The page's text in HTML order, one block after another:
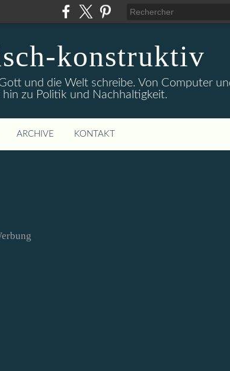
konstruktiv
und die Welt schreibe. Von Computer
zu Politik und Nachhaltigkeit.
ARCHIVE KONTAKT